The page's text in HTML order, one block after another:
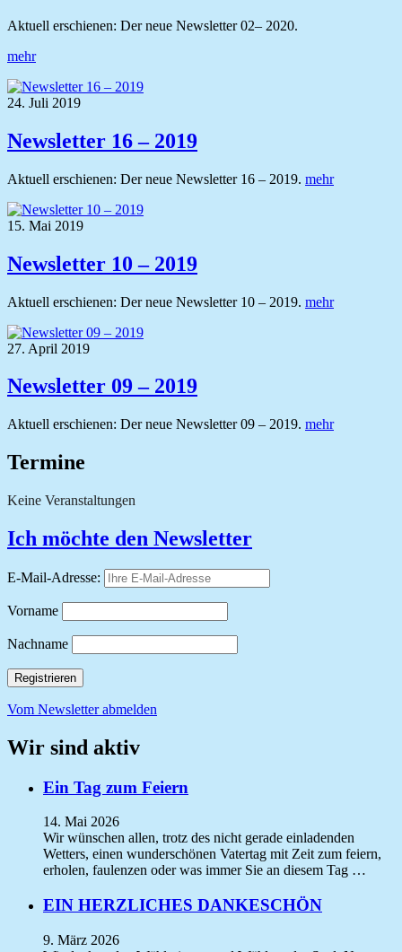
Aktuell erschienen: Der neue Newsletter 02– 2020.
mehr
24. Juli 2019
Newsletter 16 – 2019
Aktuell erschienen: Der neue Newsletter 16 – 2019. mehr
15. Mai 2019
Newsletter 10 – 2019
Aktuell erschienen: Der neue Newsletter 10 – 2019. mehr
27. April 2019
Newsletter 09 – 2019
Aktuell erschienen: Der neue Newsletter 09 – 2019. mehr
Termine
Keine Veranstaltungen
Ich möchte den Newsletter
E-Mail-Adresse:
Vorname
Nachname
Vom Newsletter abmelden
Wir sind aktiv
Ein Tag zum Feiern
14. Mai 2026
Wir wünschen allen, trotz des nicht gerade einladenden
Wetters, einen wunderschönen Vatertag mit Zeit zum feiern,
erholen, faulenzen oder was immer Sie an diesem Tag …
EIN HERZLICHES DANKESCHÖN
9. März 2026